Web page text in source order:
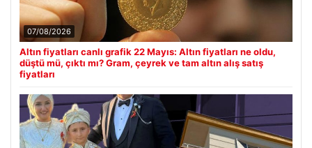
07/08/2026
Altın fiyatları canlı grafik 22 Mayıs: Altın fiyatları ne oldu,
düştü mü, çıktı mı? Gram, çeyrek ve tam altın alış satış
fiyatları